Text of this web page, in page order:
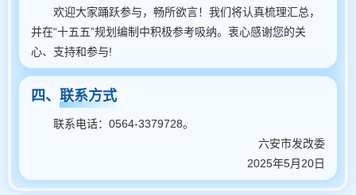
欢迎大家踊跃参与，畅所欲言！我们将认真梳理汇总，
并在“十五五”规划编制中积极参考吸纳。衷心感谢您的关
心、支持和参与!
四、联系方式
联系电话：0564-3379728。
六安市发改委
2025年5月20日